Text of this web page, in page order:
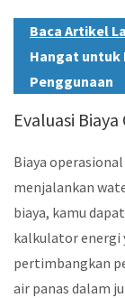
Baca Artikel
Hangat untuk
Penggunaan
Evaluasi
Biaya
menjalankan
biaya, kamu
kalkulator energi
pertimbangkan
air panas dalam